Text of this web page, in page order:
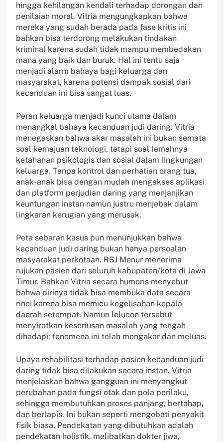
hingga kehilangan kendali terhadap dorongan dan
penilaian moral. Vitria mengungkapkan bahwa
mereka yang sudah berada pada fase kritis ini
bahkan bisa terdorong melakukan tindakan
kriminal karena sudah tidak mampu membedakan
mana yang baik dan buruk. Hal ini tentu saja
menjadi alarm bahaya bagi keluarga dan
masyarakat, karena potensi dampak sosial dari
kecanduan ini bisa sangat luas.
Peran keluarga menjadi kunci utama dalam
menangkal bahaya kecanduan judi daring. Vitria
menegaskan bahwa akar masalah ini bukan semata
soal kemajuan teknologi, tetapi soal lemahnya
ketahanan psikologis dan sosial dalam lingkungan
keluarga. Tanpa kontrol dan perhatian orang tua,
anak-anak bisa dengan mudah mengakses aplikasi
dan platform perjudian daring yang menjanjikan
keuntungan instan namun justru menjebak dalam
lingkaran kerugian yang merusak.
Peta sebaran kasus pun menunjukkan bahwa
kecanduan judi daring bukan hanya persoalan
masyarakat perkotaan. RSJ Menur menerima
rujukan pasien dari seluruh kabupaten/kota di Jawa
Timur. Bahkan Vitria secara humoris menyebut
bahwa dirinya tidak bisa membuka data secara
rinci karena bisa memicu kegelisahan kepala
daerah setempat. Namun lelucon tersebut
menyiratkan keseriusan masalah yang tengah
dihadapi: fenomena ini telah mengakar dan meluas.
Upaya rehabilitasi terhadap pasien kecanduan judi
daring tidak bisa dilakukan secara instan. Vitria
menjelaskan bahwa gangguan ini menyangkut
perubahan pada fungsi otak dan pola perilaku,
sehingga membutuhkan proses panjang, bertahap,
dan berlapis. Ini bukan seperti mengobati penyakit
fisik biasa. Pendekatan yang dibutuhkan adalah
pendekatan holistik, melibatkan dokter jiwa,